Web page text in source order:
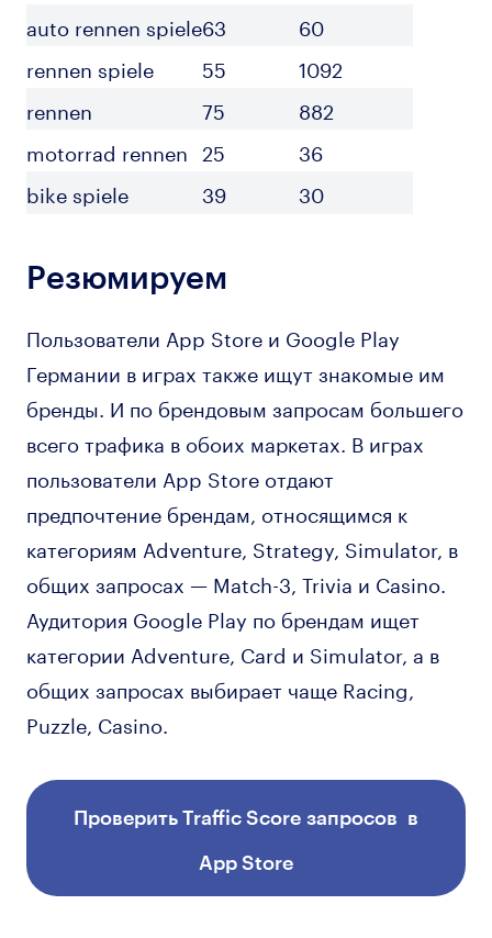
auto rennen spiele63
60
rennen spiele
55
1092
rennen
75
882
motorrad rennen 25
36
bike spiele
39 30
Резюмируем
Пользователи App Store и Google Play
Германии в играх также ищут знакомые им
бренды. И по брендовым запросам большего
всего трафика в обоих маркетах. В играх
пользователи App Store отдают
предпочтение брендам, относящимся к
категориям Adventure, Strategy, Simulator, в
общих запросах — Match-3, Trivia и Casino.
Аудитория Google Play по брендам ищет
категории Adventure, Card и Simulator, а в
общих запросах выбирает чаще Racing,
Puzzle, Casino.
Проверить Traffic Score запросов в
App Store